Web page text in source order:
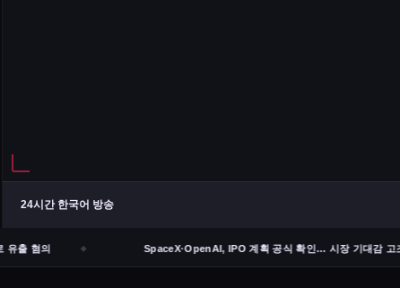
24시간 한국어 방송
출 혐의 SpaceX·OpenAI, IPO 계획 공식 확인… 시장 기대감 고조